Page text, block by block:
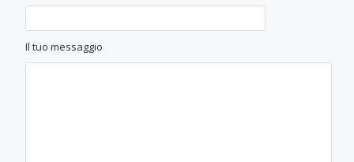
Il tuo messaggio